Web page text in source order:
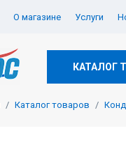
О магазине Услуги
КАТАЛОГ
Каталог товаров